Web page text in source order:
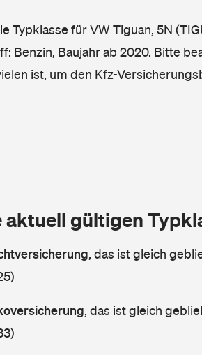
Typklasse für VW Tiguan, 5N
Benzin, Baujahr ab 2020. Bitte
ist, um den Kfz-
aktuell gültigen
, das ist gleich
, das ist gleich